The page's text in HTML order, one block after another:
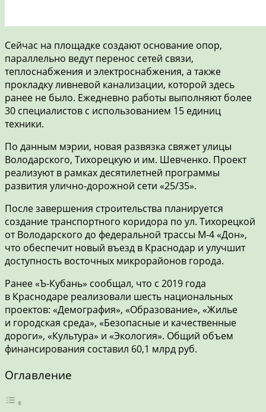
Сейчас на площадке создают основание опор,
параллельно ведут перенос сетей связи,
теплоснабжения и электроснабжения, а также
прокладку ливневой канализации, которой здесь
ранее не было. Ежедневно работы выполняют более
30 специалистов с использованием 15 единиц
техники.
По данным мэрии, новая развязка свяжет улицы
Володарского, Тихорецкую и им. Шевченко. Проект
реализуют в рамках десятилетней программы
развития улично-дорожной сети «25/35».
После завершения строительства планируется
создание транспортного коридора по ул. Тихорецкой
от Володарского до федеральной трассы М-4 «Дон»,
что обеспечит новый въезд в Краснодар и улучшит
доступность восточных микрорайонов города.
Ранее «Ъ-Кубань» сообщал, что с 2019 года
в Краснодаре реализовали шесть национальных
проектов: «Демография», «Образование», «Жилье
и городская среда», «Безопасные и качественные
дороги», «Культура» и «Экология». Общий объем
финансирования составил 60,1 млрд руб.
Оглавление